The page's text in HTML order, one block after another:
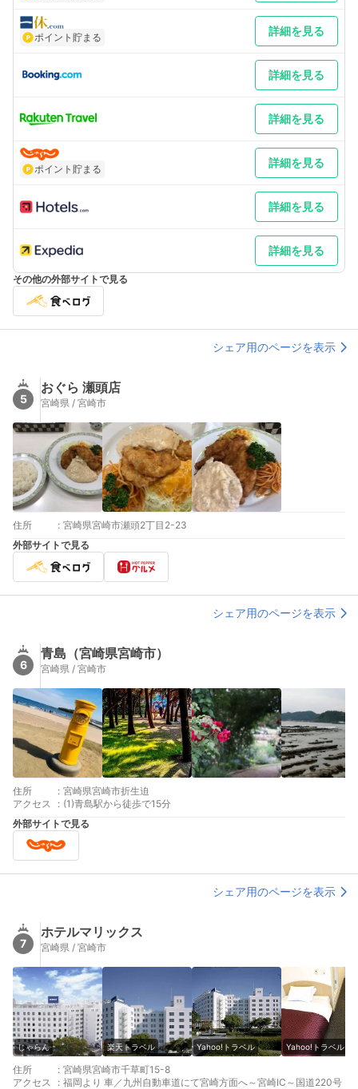
ポイント貯まる 詳細を見る
詳細を見る
詳細を見る
ポイント貯まる 詳細を見る
詳細を見る
詳細を見る
その他の外部サイトで見る
シェア用のページを表示
5
おぐら 瀬頭店
宮崎県 / 宮崎市
住所 : 宮崎県宮崎市瀬頭2丁目2-23
外部サイトで見る
シェア用のページを表示
6
青島（宮崎県宮崎市）
宮崎県 / 宮崎市
住所 : 宮崎県宮崎市折生迫
アクセス
: (1)青島駅から徒歩で15分
外部サイトで見る
シェア用のページを表示
7
ホテルマリックス
宮崎県 / 宮崎市
じゃらん 楽天トラベル Yahoo!トラベル Yahoo!トラベル
住所 : 宮崎県宮崎市千草町15-8
アクセス
: 福岡より 車／九州自動車道にて宮崎方面へ～宮崎IC～国道220号